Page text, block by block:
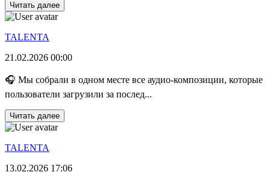
Читать далее
TALENTA
21.02.2026 00:00
🎧 Мы собрали в одном месте все аудио-композиции, которые
пользователи загрузили за послед...
Читать далее
TALENTA
13.02.2026 17:06